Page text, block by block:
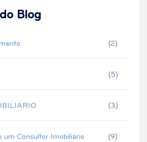
Blog
(2)
(5)
(3)
um Consultor Imobiliário (9)